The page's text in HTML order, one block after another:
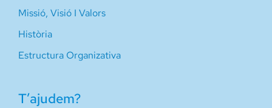
Missió, Visió I Valors
Història
Estructura Organizativa
T’ajudem?